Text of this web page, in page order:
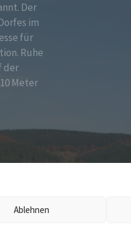
Ablehnen
Der
im
für
Ruhe
der
Meter